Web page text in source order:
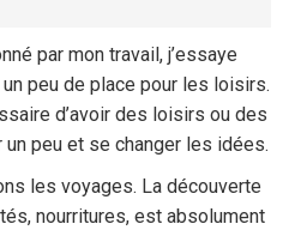
par mon travail, j’essaye
peu de place pour les loisirs.
d’avoir des loisirs ou des
un peu et se changer les idées.
les voyages. La découverte
nourritures, est absolument